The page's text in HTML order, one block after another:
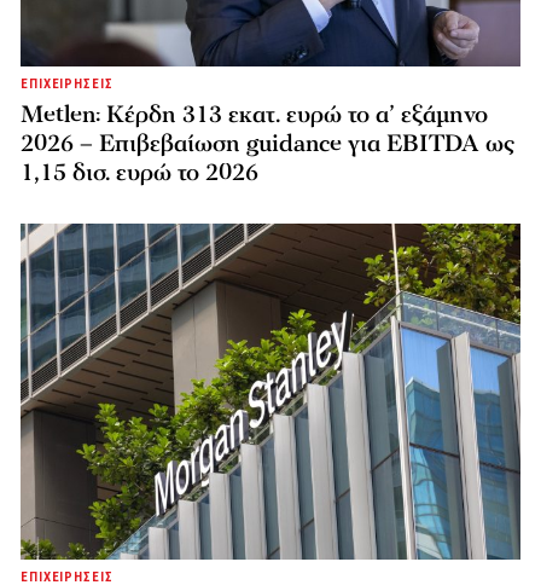
ΕΠΙΧΕΙΡΗΣΕΙΣ
Metlen: Κέρδη 313 εκατ. ευρώ το α’ εξάμηνο
2026 – Επιβεβαίωση guidance για EBITDA ως
1,15 δισ. ευρώ το 2026
ΕΠΙΧΕΙΡΗΣΕΙΣ